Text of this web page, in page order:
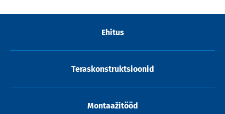
Ehitus
Teraskonstruktsioonid
Montaažitööd